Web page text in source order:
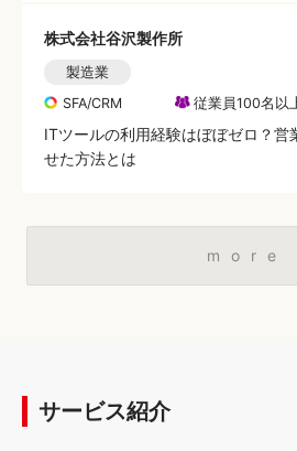
株式会社谷沢製作所
製造業
SFA/CRM
従業員100名以
ITツールの利用経験はぼぼゼロ？営
せた方法とは
more
サービス紹介